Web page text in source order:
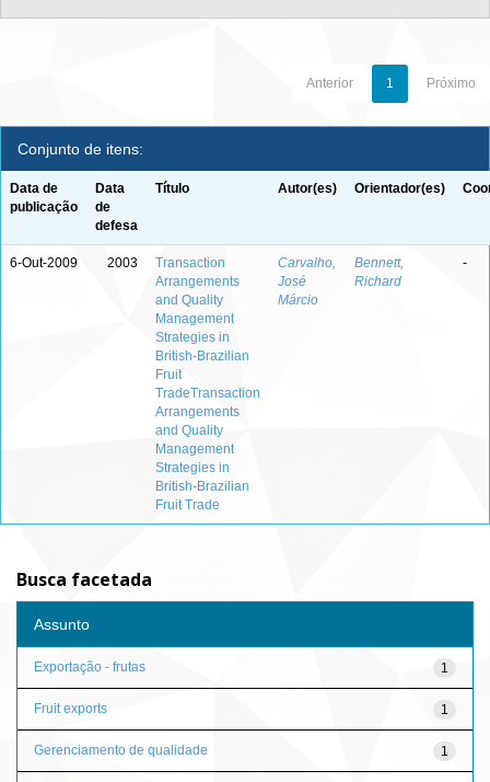
Anterior 1 Próximo
Conjunto de itens:
Data de
publicação
Data
de
defesa
Título Autor(es) Orientador(es)
6-Out-2009 2003
Transaction
Arrangements
and Quality
Management
Strategies in
British-Brazilian
Fruit
TradeTransaction
Arrangements
and Quality
Management
Strategies in
British-Brazilian
Fruit Trade
Carvalho,
José
Márcio
Bennett,
Richard
-
Busca facetada
Assunto
1
Exportação - frutas
1
Fruit exports
1
Gerenciamento de qualidade